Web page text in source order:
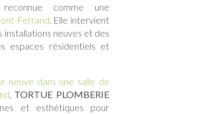
comme une
Ferrand. Elle intervient
neuves et des
espaces résidentiels et
neuve dans une salle de
, TORTUE PLOMBERIE
et esthétiques pour